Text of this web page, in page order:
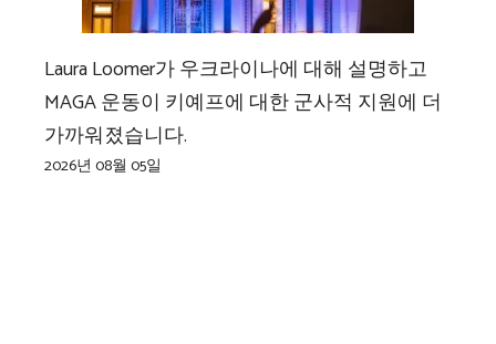
Laura Loomer가 우크라이나에 대해 설명하고
MAGA 운동이 키예프에 대한 군사적 지원에 더
가까워졌습니다.
2026년 08월 05일